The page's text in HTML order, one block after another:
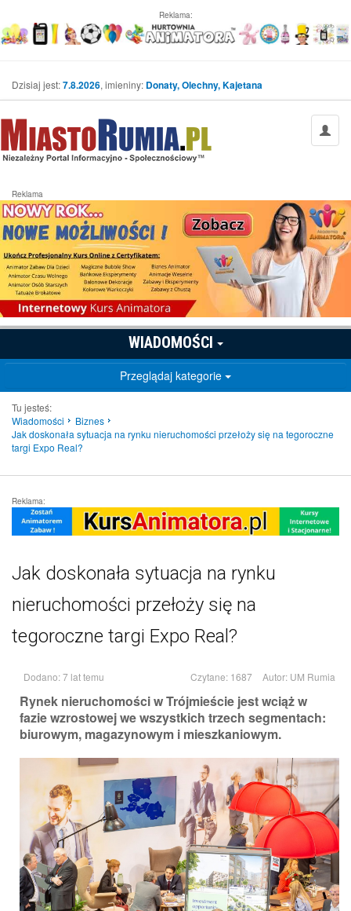
Reklama:
Dzisiaj jest:7.8.2026, imieniny: Donaty, Olechny, Kajetana
Reklama
WIADOMOŚCI
Przeglądaj kategorie
Tu jesteś:
Wiadomości
Biznes
Jak doskonała sytuacja na rynku nieruchomości przełoży się na tegoroczne
targi Expo Real?
Reklama:
Jak doskonała sytuacja na rynku
nieruchomości przełoży się na
tegoroczne targi Expo Real?
Dodano: 7 lat temu Czytane: 1687 Autor: UM Rumia
Rynek nieruchomości w Trójmieście jest wciąż w
fazie wzrostowej we wszystkich trzech segmentach:
biurowym, magazynowym i mieszkaniowym.